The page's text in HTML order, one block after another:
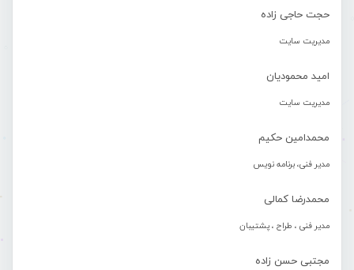
حجت حاجی زاده
مدیریت سایت
امید محمودیان
مدیریت سایت
محمدامین حکیم
مدیر فنی، برنامه نویس
محمدرضا کمالی
مدیر فنی ، طراح ، پشتیبان
مجتبی حسن زاده